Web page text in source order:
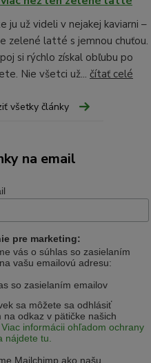
ju už videli v nejakej kaviarni –
zelené latté s jemnou chuťou.
si rýchlo získal obľubu po
Nie všetci už... čítať celé
všetky články
na email
pre marketing:
vás o súhlas so zasielaním
vašu emailovú adresu:
so zasielaním emailov
sa môžete sa odhlásiť
na odkaz v pätičke našich
Viac informácii ohľadom ochrany
nájdete tu.
Mailchimp ako našu